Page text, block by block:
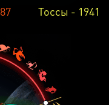
Тоссы - 1941